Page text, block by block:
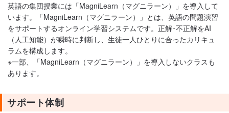
英語の集団授業には「MagniLearn（マグニラーン）」を導入して
います。「MagniLearn（マグニラーン）」とは、英語の問題演習
をサポートするオンライン学習システムです。正解･不正解をAI
（人工知能）が瞬時に判断し、生徒一人ひとりに合ったカリキュ
ラムを構成します。
※一部、「MagniLearn（マグニラーン）」を導入しないクラスも
あります。
サポート体制